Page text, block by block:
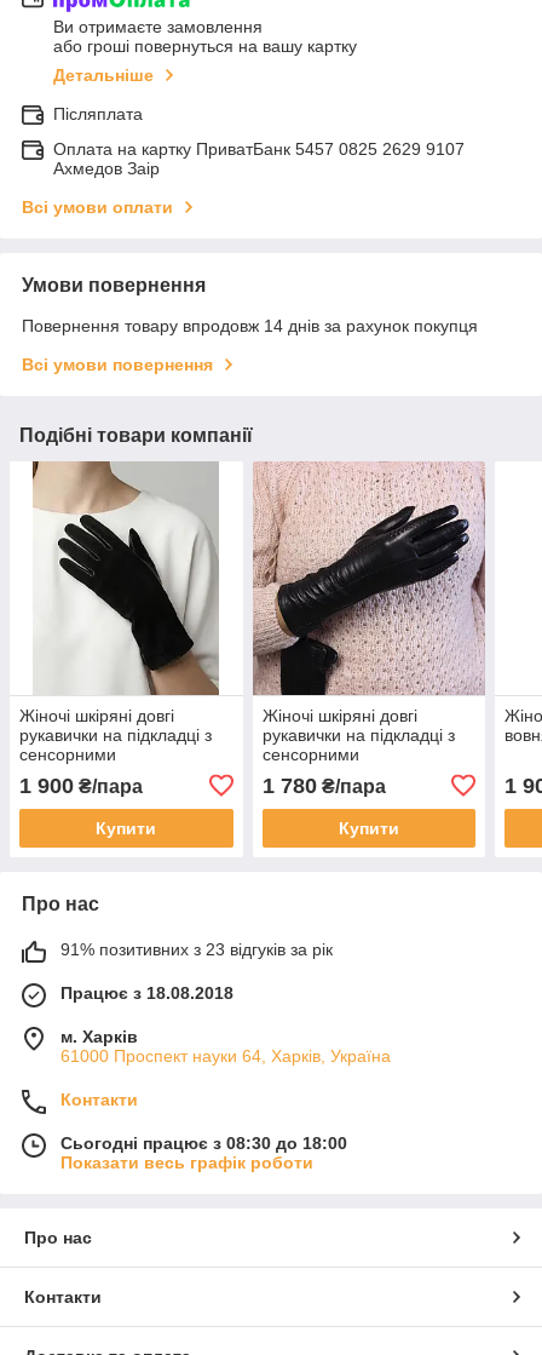
Ви отримаєте замовлення
або гроші повернуться на вашу картку
Детальніше
Післяплата
Оплата на картку ПриватБанк 5457 0825 2629 9107
Ахмедов Заір
Всі умови оплати
Умови повернення
Повернення товару впродовж 14 днів за рахунок покупця
Всі умови повернення
Подібні товари компанії
Жіночі шкіряні довгі
рукавички на підкладці з
сенсорними
1 900 ₴/пара
Купити
Жіночі шкіряні довгі
рукавички на підкладці з
сенсорними
1 780₴/пара
Купити
1
Про нас
91% позитивних з 23 відгуків за рік
Працює з 18.08.2018
м. Харків
61000 Проспект науки 64, Харків, Україна
Контакти
Сьогодні працює з 08:30 до 18:00
Показати весь графік роботи
Про нас
Контакти